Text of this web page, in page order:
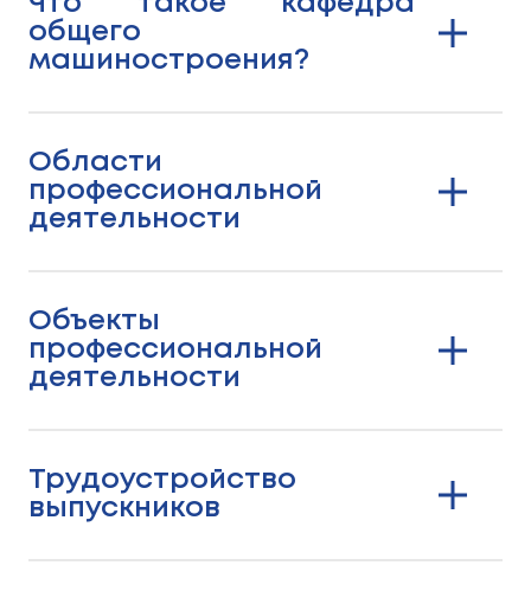
общего
машиностроения?
Области
профессиональной
деятельности
Объекты
профессиональной
деятельности
Трудоустройство
выпускников